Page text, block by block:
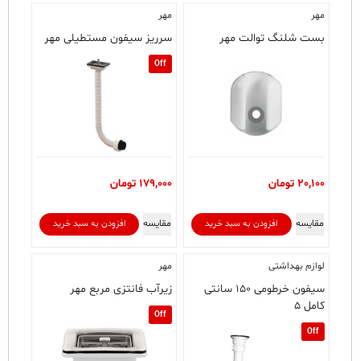
مهر
بست شلنگ توالت مهر
20,100 تومان
افزودن به سبد خرید مقایسه
مهر
سرریز سیفون مستطیلی مهر
Off
179,000 تومان
افزودن به سبد خرید مقایسه
لوازم بهداشتی
سیفون خرطومی ۱۵۰ سانتی
کامل ۵
Off
مهر
زیرآب فانتزی مربع مهر
Off